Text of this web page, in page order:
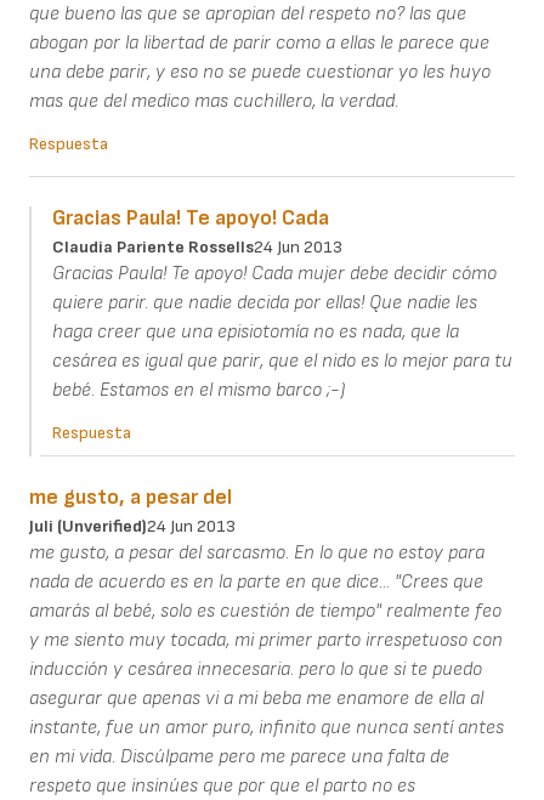
que bueno las que se apropian del respeto no? las que
abogan por la libertad de parir como a ellas le parece que
una debe parir, y eso no se puede cuestionar yo les huyo
mas que del medico mas cuchillero, la verdad.
Respuesta
Gracias Paula! Te apoyo! Cada
Claudia Pariente Rossells24 Jun 2013
Gracias Paula! Te apoyo! Cada mujer debe decidir cómo
quiere parir. que nadie decida por ellas! Que nadie les
haga creer que una episiotomía no es nada, que la
cesárea es igual que parir, que el nido es lo mejor para tu
bebé. Estamos en el mismo barco ;-)
Respuesta
me gusto, a pesar del
Juli (unverified)24 Jun 2013
me gusto, a pesar del sarcasmo. En lo que no estoy para
nada de acuerdo es en la parte en que dice... "Crees que
amarás al bebé, solo es cuestión de tiempo" realmente feo
y me siento muy tocada, mi primer parto irrespetuoso con
inducción y cesárea innecesaria. pero lo que si te puedo
asegurar que apenas vi a mi beba me enamore de ella al
instante, fue un amor puro, infinito que nunca sentí antes
en mi vida. Discúlpame pero me parece una falta de
respeto que insinúes que por que el parto no es